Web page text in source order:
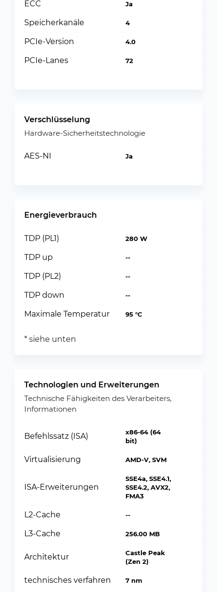
ECC Ja
Speicherkanäle 4
PCIe-Version 4.0
PCIe-Lanes 72
Verschlüsselung
Hardware-Sicherheitstechnologie
AES-NI Ja
Energieverbrauch
TDP (PL1) 280 W
TDP up --
TDP (PL2) --
TDP down --
Maximale Temperatur 95 °C
* siehe unten
Technologien und Erweiterungen
Technische Fähigkeiten des Verarbeiters,
Informationen
Befehlssatz (ISA)
x86-64 (64
bit)
Virtualisierung AMD-V, SVM
ISA-Erweiterungen
SSE4a, SSE4.1,
SSE4.2, AVX2,
FMA3
L2-Cache --
L3-Cache 256.00 MB
Architektur
Castle Peak
(Zen 2)
technisches verfahren 7 nm